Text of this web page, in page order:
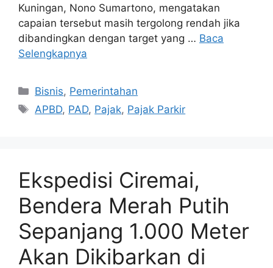
Kuningan, Nono Sumartono, mengatakan
capaian tersebut masih tergolong rendah jika
dibandingkan dengan target yang … Baca
Selengkapnya
Kategori
Bisnis, Pemerintahan
Tag
APBD, PAD, Pajak, Pajak Parkir
Ekspedisi Ciremai,
Bendera Merah Putih
Sepanjang 1.000 Meter
Akan Dikibarkan di